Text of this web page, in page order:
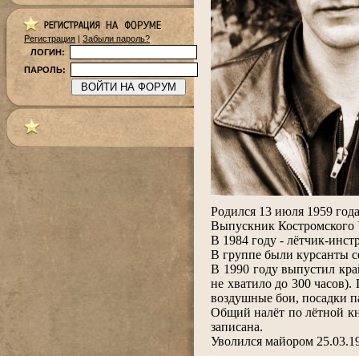
Регистрация | Забыли пароль?
ЛОГИН:
ПАРОЛЬ:
Родился 13 июля 1959
Выпускник
В 1984 году - лётчик-
В группе были курсанты
В 1990 году выпустил
не хватило до 300
воздушные бои, посадки
Общий налёт по лётной
записана.
Уволился майором